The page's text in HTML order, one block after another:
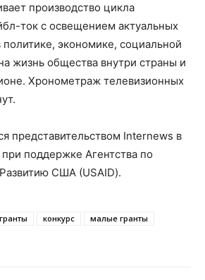
производство цикла
ток с освещением актуальных
экономике, социальной
жизнь общества внутри страны и
Хронометраж телевизионных
представительством Internews в
поддержке Агентства по
США (USAID).
гранты конкурс
малые гранты